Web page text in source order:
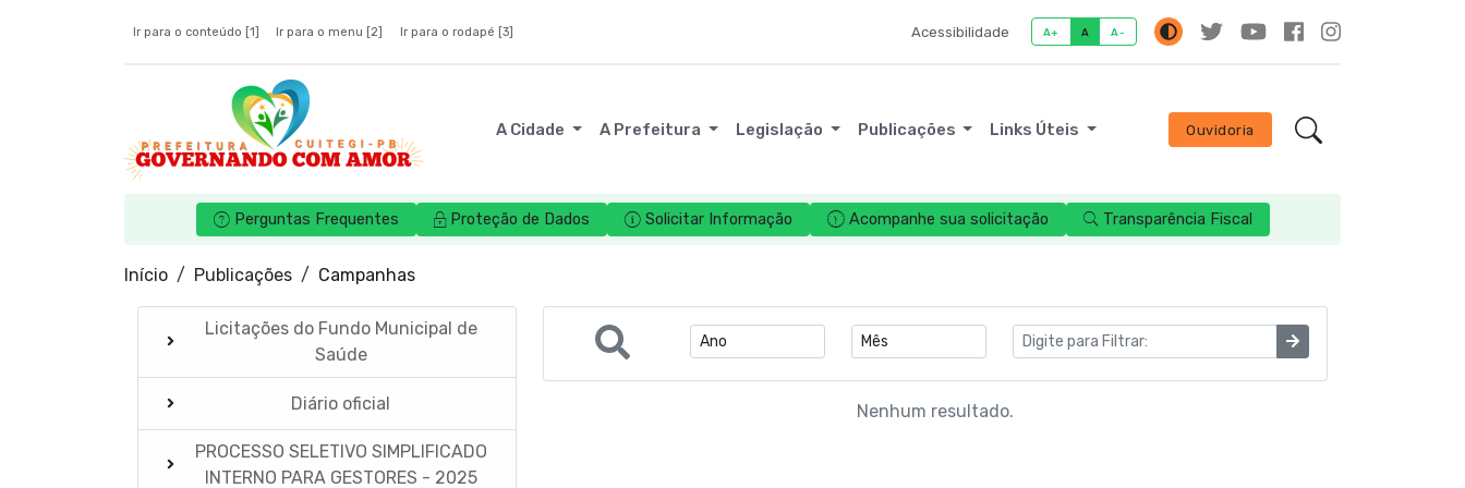
Ir para o conteúdo [1] Ir para o menu [2] Ir para o rodapé [3] Acessibilidade A+ A A-
A Cidade A Prefeitura Legislação Publicações Links Úteis Ouvidoria
Perguntas Frequentes Proteção de Dados Solicitar Informação Acompanhe sua solicitação Transparência Fiscal
Início Publicações Campanhas
Licitações do Fundo Municipal de
Saúde
Diário oficial
PROCESSO SELETIVO SIMPLIFICADO
INTERNO PARA GESTORES - 2025
Nenhum resultado.